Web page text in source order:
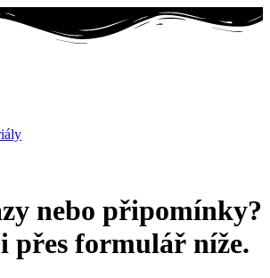
nebo připomínky?
přes formulář níže.